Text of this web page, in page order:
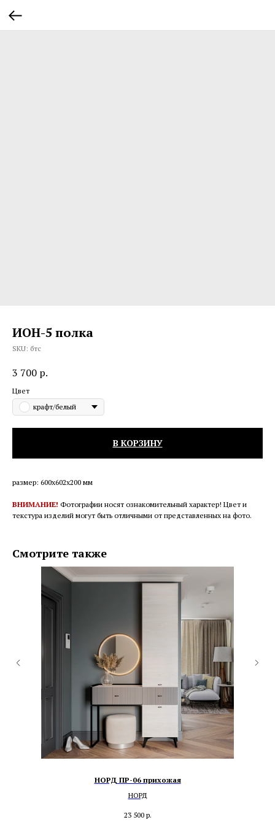
ИОН-5 полка
SKU: бтс
3 700 р.
Цвет
крафт/белый
В КОРЗИНУ
размер: 600х602х200 мм
ВНИМАНИЕ! Фотографии носят ознакомительный характер! Цвет и
текстура изделий могут быть отличными от представленных на фото.
Смотрите также
НОРД ПР-06 прихожая
НОРД
23 500 р.